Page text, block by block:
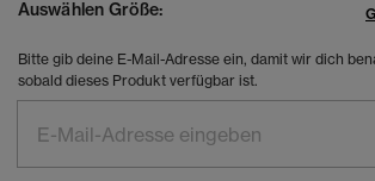
Auswählen Größe:
Bitte gib deine E-Mail-Adresse ein, damit wir dich
sobald dieses Produkt verfügbar ist.